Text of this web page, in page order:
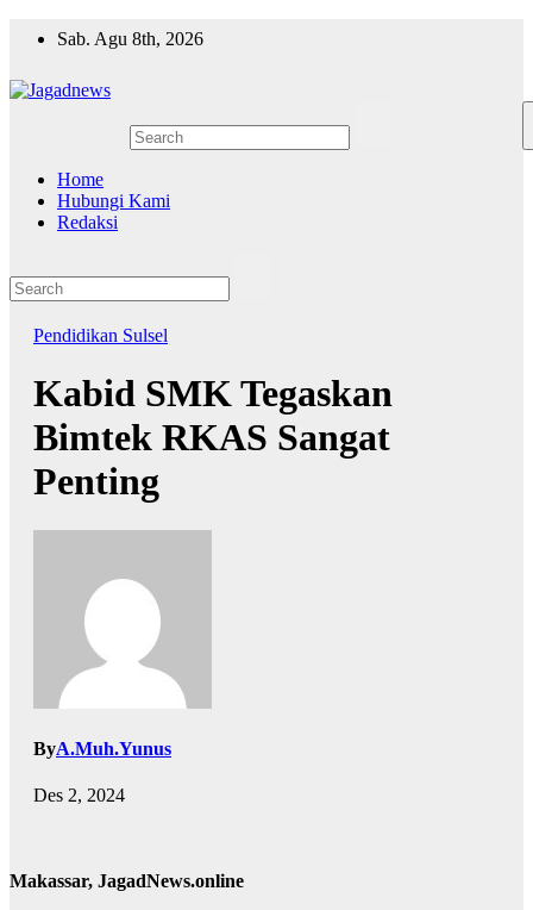
Sab. Agu 8th, 2026
Home
Hubungi Kami
Redaksi
Pendidikan Sulsel
Kabid SMK Tegaskan
Bimtek RKAS Sangat
Penting
ByA.Muh.Yunus
Des 2, 2024
Makassar, JagadNews.online